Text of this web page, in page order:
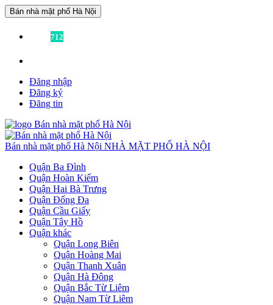
Bán nhà mặt phố Hà Nội
712
Đăng nhập
Đăng ký
Đăng tin
Bán nhà mặt phố Hà Nội NHÀ MẶT PHỐ HÀ NỘI
Quận Ba Đình
Quận Hoàn Kiếm
Quận Hai Bà Trưng
Quận Đống Đa
Quận Cầu Giấy
Quận Tây Hồ
Quận khác
Quận Long Biên
Quận Hoàng Mai
Quận Thanh Xuân
Quận Hà Đông
Quận Bắc Từ Liêm
Quận Nam Từ Liêm